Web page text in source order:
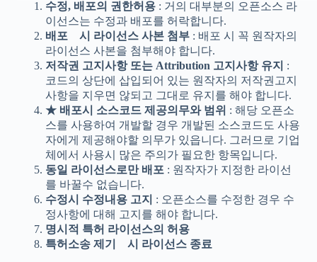
수정, 배포의 권한허용 : 거의 대부분의 오픈소스 라
이선스는 수정과 배포를 허락합니다.
배포 시 라이선스 사본 첨부 : 배포 시 꼭 원작자의
라이선스 사본을 첨부해야 합니다.
저작권 고지사항 또는 Attribution 고지사항 유지 :
코드의 상단에 삽입되어 있는 원작자의 저작권고지
사항을 지우면 않되고 그대로 유지를 해야 합니다.
★ 배포시 소스코드 제공의무와 범위 : 해당 오픈소
스를 사용하여 개발할 경우 개발된 소스코드도 사용
자에게 제공해야할 의무가 있읍니다. 그러므로 기업
체에서 사용시 많은 주의가 필요한 항목입니다.
동일 라이선스로만 배포 : 원작자가 지정한 라이선
를 바꿀수 없습니다.
수정시 수정내용 고지 : 오픈소스를 수정한 경우 수
정사항에 대해 고지를 해야 합니다.
명시적 특허 라이선스의 허용
특허소송 제기 시 라이선스 종료